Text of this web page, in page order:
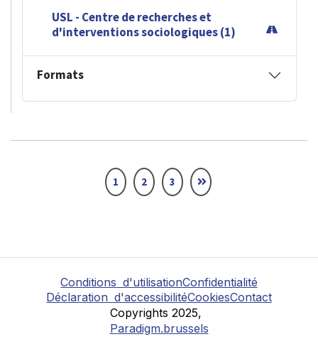
USL - Centre de recherches et
d'interventions sociologiques (1)
Formats
1 2 3
Conditions d'utilisationConfidentialité
Déclaration d'accessibilitéCookiesContact
Copyrights 2025,
Paradigm.brussels